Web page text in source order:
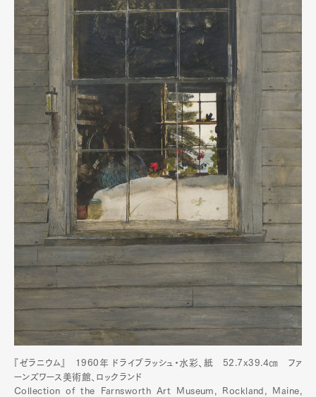
Art&DesignWatchFashion
GourmetCars
ProductCultureLifestyle
Pen Membership
Magazine
Official Columnist
About
Contact
『ゼラニウム』 1960年 ドライブラッシュ・水彩、紙 52.7x39.4㎝ ファ
ーンズワース美術館、ロックランド
Collection of the Farnsworth Art Museum, Rockland, Maine,